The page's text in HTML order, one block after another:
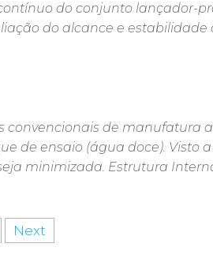
do conjunto lançador-
do alcance e estabilidade
de manufatura
de ensaio (água doce). Visto
minimizada. Estrutura
Next